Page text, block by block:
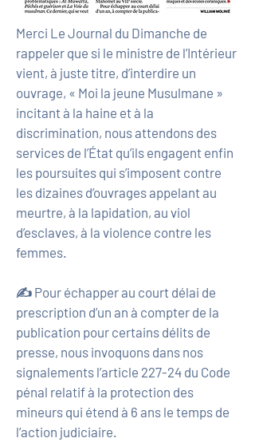
Merci Le Journal du Dimanche de
rappeler que si le ministre de l’Intérieur
vient, à juste titre, d’interdire un
ouvrage, « Moi la jeune Musulmane »
incitant à la haine et à la
discrimination, nous attendons des
services de l’État qu’ils engagent enfin
les poursuites qui s’imposent contre
les dizaines d’ouvrages appelant au
meurtre, à la lapidation, au viol
d’esclaves, à la violence contre les
femmes.
✍️ Pour échapper au court délai de
prescription d’un an à compter de la
publication pour certains délits de
presse, nous invoquons dans nos
signalements l’article 227-24 du Code
pénal relatif à la protection des
mineurs qui étend à 6 ans le temps de
l’action judiciaire.